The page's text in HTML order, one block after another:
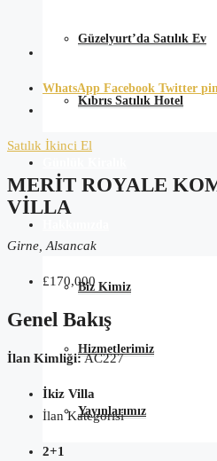
Güzelyurt’da Satılık Ev
Kıbrıs Satılık Hotel
Biz Kimiz
Hizmetlerimiz
Yayınlarımız
WhatsApp Facebook Twitter
Satılık İkinci El
MERIT ROYALE
VILLA
Girne, Alsancak
£170,000
Genel Bakış
İlan Kimliği:AC227
İkiz Villa
İlan Kategorisi
2+1